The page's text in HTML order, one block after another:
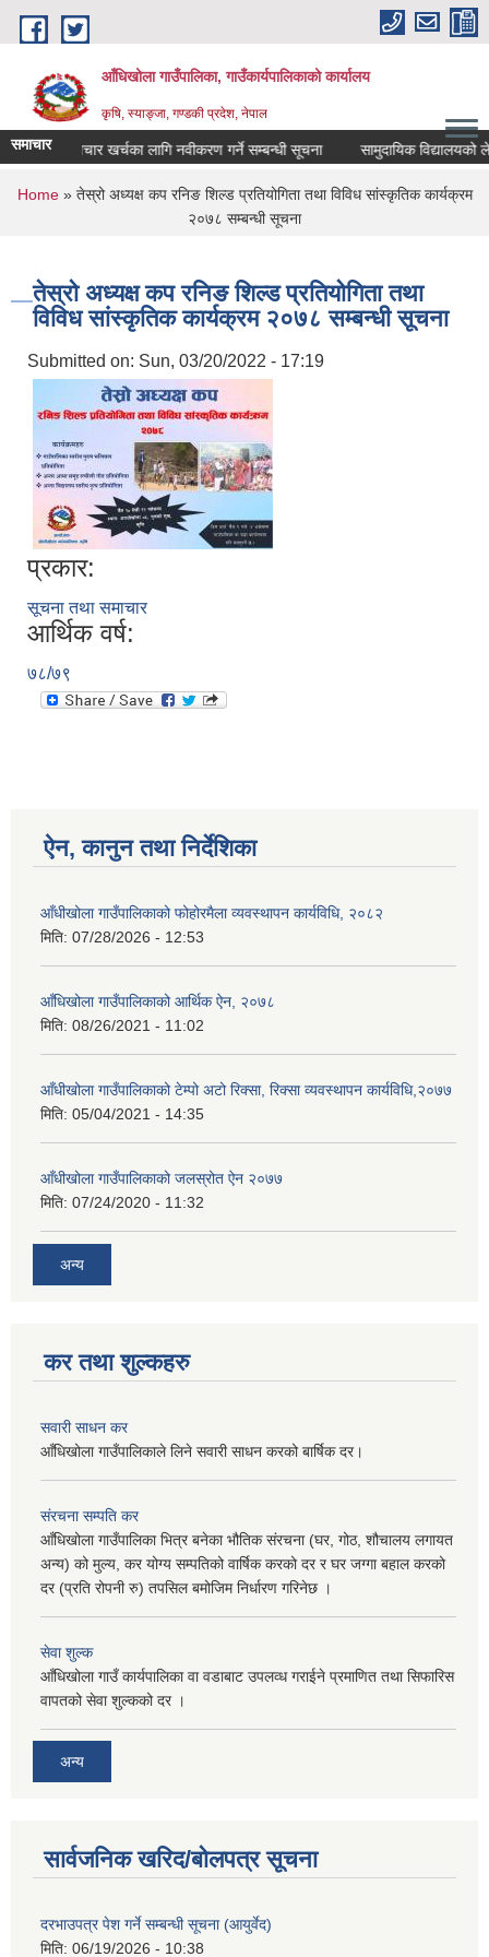
Skip to main content
आँधिखोला गाउँपालिका, गाउँकार्यपालिकाको कार्यालय
कृषि, स्याङ्जा, गण्डकी प्रदेश, नेपाल
समाचार
औषधी उपचार खर्चका लागि नवीकरण गर्ने सम्बन्धी सूचना सामुदायिक विद्यालयको
You are here
Home» तेस्रो अध्यक्ष कप रनिङ शिल्ड प्रतियोगिता तथा विविध सांस्कृतिक कार्यक्रम
२०७८ सम्बन्धी सूचना
तेस्रो अध्यक्ष कप रनिङ शिल्ड प्रतियोगिता तथा
विविध सांस्कृतिक कार्यक्रम २०७८ सम्बन्धी सूचना
Submitted on: Sun, 03/20/2022 - 17:19
प्रकार:
सूचना तथा समाचार
आर्थिक वर्ष:
७८/७९
ऐन, कानुन तथा निर्देशिका
आँधीखोला गाउँपालिकाको फोहोरमैला व्यवस्थापन कार्यविधि, २०८२
मिति: 07/28/2026 - 12:53
आँधिखोला गाउँपालिकाको आर्थिक ऐन, २०७८
मिति: 08/26/2021 - 11:02
आँधीखोला गाउँपालिकाको टेम्पो अटो रिक्सा, रिक्सा व्यवस्थापन कार्यविधि,२०७७
मिति: 05/04/2021 - 14:35
आँधीखोला गाउँपालिकाको जलस्रोत ऐन २०७७
मिति: 07/24/2020 - 11:32
अन्य
कर तथा शुल्कहरु
सवारी साधन कर
आँधिखोला गाउँपालिकाले लिने सवारी साधन करको बार्षिक दर।
संरचना सम्पति कर
आँधिखोला गाउँपालिका भित्र बनेका भौतिक संरचना (घर, गोठ, शौचालय लगायत
अन्य) को मुल्य, कर योग्य सम्पतिको वार्षिक करको दर र घर जग्गा बहाल करको
दर (प्रति रोपनी रु) तपसिल बमोजिम निर्धारण गरिनेछ ।
सेवा शुल्क
आँधिखोला गाउँ कार्यपालिका वा वडाबाट उपलव्ध गराईने प्रमाणित तथा सिफारिस
वापतको सेवा शुल्कको दर ।
अन्य
सार्वजनिक खरिद/बोलपत्र सूचना
दरभाउपत्र पेश गर्ने सम्बन्धी सूचना (आयुर्वेद)
मिति: 06/19/2026 - 10:38